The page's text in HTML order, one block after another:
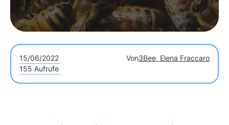
15/06/2022 Von3Bee, Elena Fraccaro
155 Aufrufe